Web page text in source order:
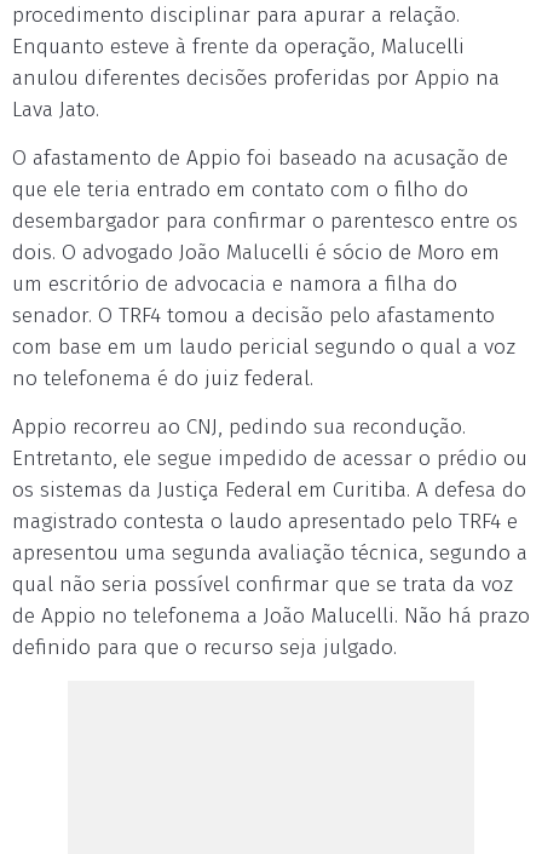
procedimento disciplinar para apurar a relação.
Enquanto esteve à frente da operação, Malucelli
anulou diferentes decisões proferidas por Appio na
Lava Jato.
O afastamento de Appio foi baseado na acusação de
que ele teria entrado em contato com o filho do
desembargador para confirmar o parentesco entre os
dois. O advogado João Malucelli é sócio de Moro em
um escritório de advocacia e namora a filha do
senador. O TRF4 tomou a decisão pelo afastamento
com base em um laudo pericial segundo o qual a voz
no telefonema é do juiz federal.
Appio recorreu ao CNJ, pedindo sua recondução.
Entretanto, ele segue impedido de acessar o prédio ou
os sistemas da Justiça Federal em Curitiba. A defesa do
magistrado contesta o laudo apresentado pelo TRF4 e
apresentou uma segunda avaliação técnica, segundo a
qual não seria possível confirmar que se trata da voz
de Appio no telefonema a João Malucelli. Não há prazo
definido para que o recurso seja julgado.